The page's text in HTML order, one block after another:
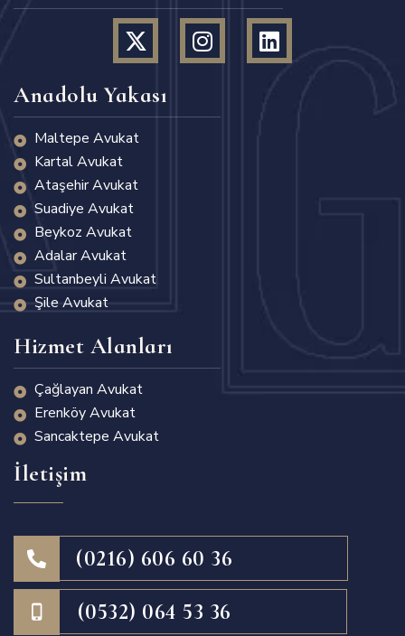
Anadolu Yakası
Maltepe Avukat
Kartal Avukat
Ataşehir Avukat
Suadiye Avukat
Beykoz Avukat
Adalar Avukat
Sultanbeyli Avukat
Şile Avukat
Hizmet Alanları
Çağlayan Avukat
Erenköy Avukat
Sancaktepe Avukat
İletişim
(0216) 606 60 36
(0532) 064 53 36